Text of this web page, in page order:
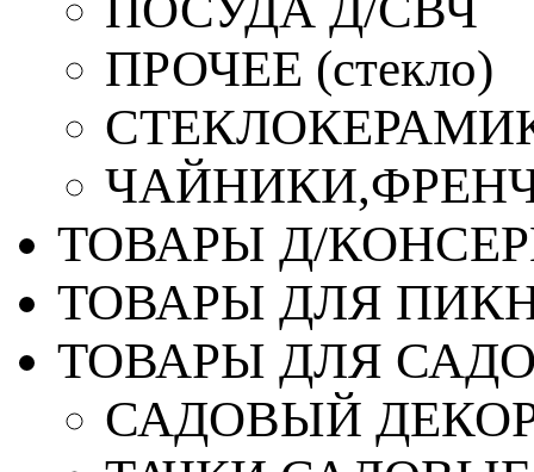
ПРОЧЕЕ (стекло)
ТОВАРЫ Д/
ТОВАРЫ ДЛЯ
ТОВАРЫ ДЛЯ
САДОВЫЙ